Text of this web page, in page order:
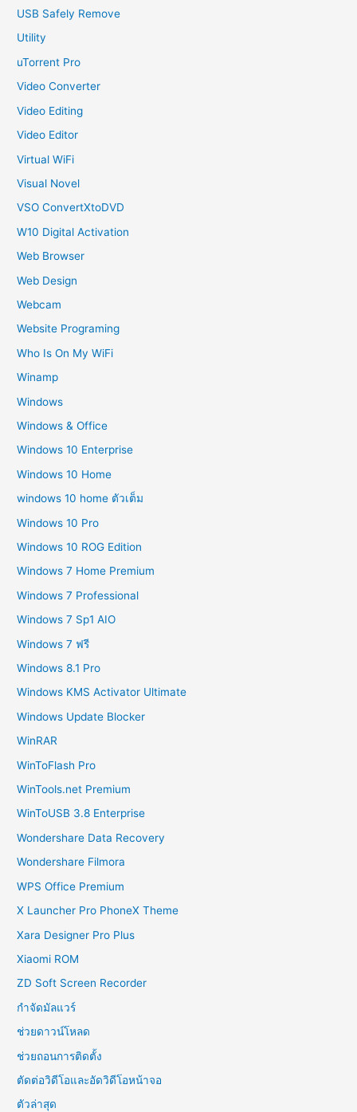
USB Safely Remove
Utility
uTorrent Pro
Video Converter
Video Editing
Video Editor
Virtual WiFi
Visual Novel
VSO ConvertXtoDVD
W10 Digital Activation
Web Browser
Web Design
Webcam
Website Programing
Who Is On My WiFi
Winamp
Windows
Windows & Office
Windows 10 Enterprise
Windows 10 Home
windows 10 home ตัวเต็ม
Windows 10 Pro
Windows 10 ROG Edition
Windows 7 Home Premium
Windows 7 Professional
Windows 7 Sp1 AIO
Windows 7 ฟรี
Windows 8.1 Pro
Windows KMS Activator Ultimate
Windows Update Blocker
WinRAR
WinToFlash Pro
WinTools.net Premium
WinToUSB 3.8 Enterprise
Wondershare Data Recovery
Wondershare Filmora
WPS Office Premium
X Launcher Pro PhoneX Theme
Xara Designer Pro Plus
Xiaomi ROM
ZD Soft Screen Recorder
กำจัดมัลแวร์
ช่วยดาวน์โหลด
ช่วยถอนการติดตั้ง
ตัดต่อวิดีโอและอัดวิดีโอหน้าจอ
ตัวล่าสุด